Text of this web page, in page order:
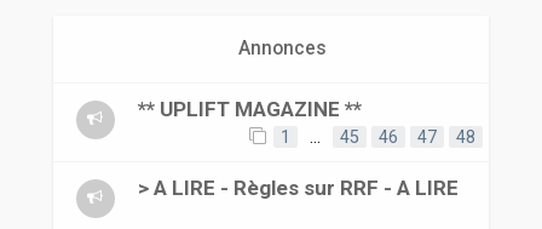
Annonces
** UPLIFT MAGAZINE **
1 45 46 47 48
> A LIRE - Règles sur RRF - A LIRE